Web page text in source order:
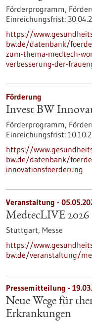
Förderprogramm,
Einreichungsfrist:
https://
bw.de/datenbank/
zum-thema-medtech-
verbesserung-der-
Förderung
Invest BW
Förderprogramm,
Einreichungsfrist:
https://
bw.de/datenbank/
innovationsfoerderung
Veranstaltung -
MedtecLIVE 2026
Stuttgart, Messe
https://
bw.de/veranstaltung/
Pressemitteilung -
Neue Wege für
Erkrankungen